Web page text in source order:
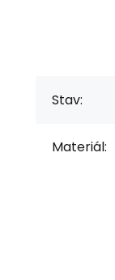
Stav:
Materiál: